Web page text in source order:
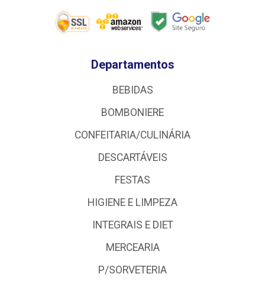
Departamentos
BEBIDAS
BOMBONIERE
CONFEITARIA/CULINÁRIA
DESCARTÁVEIS
FESTAS
HIGIENE E LIMPEZA
INTEGRAIS E DIET
MERCEARIA
P/SORVETERIA